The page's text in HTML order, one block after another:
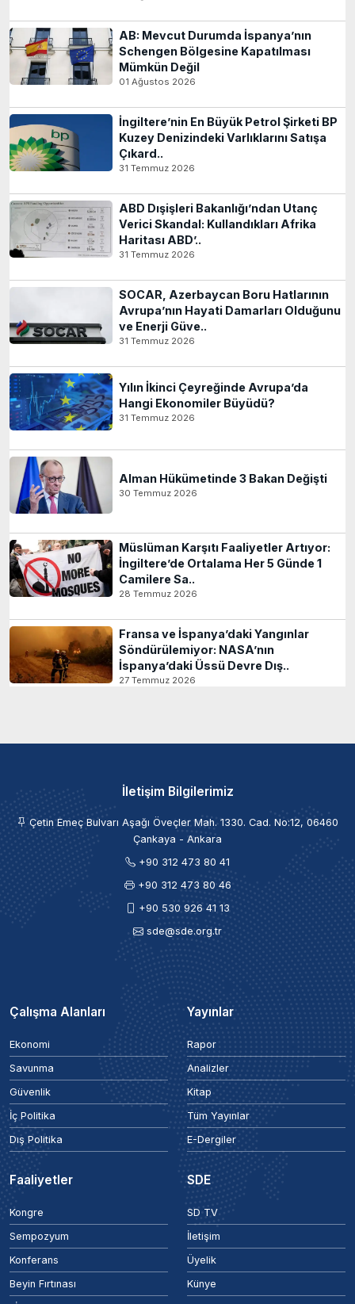
AB: Mevcut Durumda İspanya’nın
Schengen Bölgesine Kapatılması
Mümkün Değil
01 Ağustos 2026
İngiltere’nin En Büyük Petrol Şirketi BP
Kuzey Denizindeki Varlıklarını Satışa
Çıkard..
31 Temmuz 2026
ABD Dışişleri Bakanlığı’ndan Utanç
Verici Skandal: Kullandıkları Afrika
Haritası ABD’..
31 Temmuz 2026
SOCAR, Azerbaycan Boru Hatlarının
Avrupa’nın Hayati Damarları Olduğunu
ve Enerji Güve..
31 Temmuz 2026
Yılın İkinci Çeyreğinde Avrupa’da
Hangi Ekonomiler Büyüdü?
31 Temmuz 2026
Alman Hükümetinde 3 Bakan Değişti
30 Temmuz 2026
Müslüman Karşıtı Faaliyetler Artıyor:
İngiltere’de Ortalama Her 5 Günde 1
Camilere Sa..
28 Temmuz 2026
Fransa ve İspanya’daki Yangınlar
Söndürülemiyor: NASA’nın
İspanya’daki Üssü Devre Dış..
27 Temmuz 2026
İletişim Bilgilerimiz
Çetin Emeç Bulvarı Aşağı Öveçler Mah. 1330. Cad. No:12, 06460
Çankaya - Ankara
+90 312 473 80 41
+90 312 473 80 46
+90 530 926 41 13
sde@sde.org.tr
Çalışma Alanları
Ekonomi
Savunma
Güvenlik
İç Politika
Dış Politika
Yayınlar
Rapor
Analizler
Kitap
Tüm Yayınlar
E-Dergiler
Faaliyetler
Kongre
Sempozyum
Konferans
Beyin Fırtınası
SDE
SD TV
İletişim
Üyelik
Künye